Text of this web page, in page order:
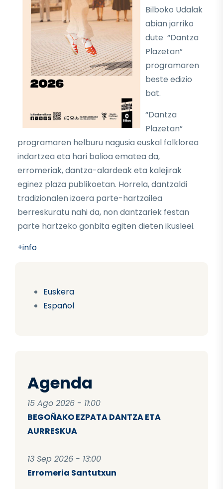
Euskera
Español
Agenda
15 Ago 2026 - 11:00
BEGOÑAKO EZPATA DANTZA ETA
AURRESKUA
13 Sep 2026 - 13:00
Erromeria Santutxun
Bilboko Udalak
abian jarriko
dute “Dantza
Plazetan”
programaren
beste edizio
bat.
“Dantza
Plazetan”
programaren helburu nagusia euskal folklorea
indartzea eta hari balioa ematea da,
erromeriak, dantza-alardeak eta kalejirak
eginez plaza publikoetan. Horrela, dantzaldi
tradizionalen izaera parte-hartzailea
berreskuratu nahi da, non dantzariek festan
parte hartzeko gonbita egiten dieten ikusleei.
+info